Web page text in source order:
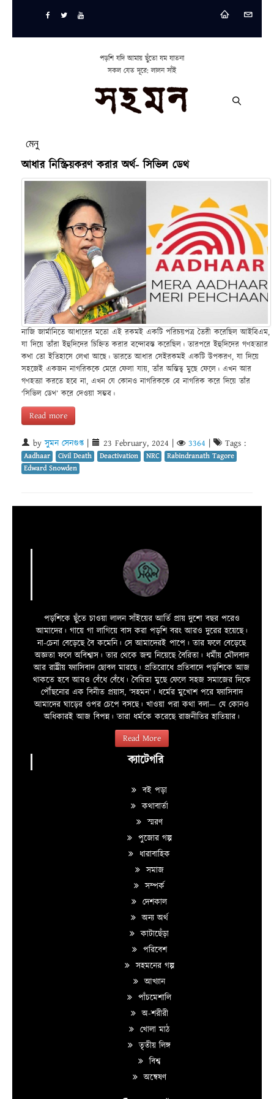
পড়শি যদি আমায় ছুঁতো যম যাতনা
সকল যেত দূরে: লালন সাঁই
মেনু
আধার নিস্ক্রিয়করণ করার অর্থ- সিভিল ডেথ
নাজি জার্মানিতে আধারের মতো এই রকমই একটি পরিচয়পত্র তৈরী করেছিল আইবিএম,
যা দিয়ে তাঁরা ইহুদিদের চিহ্নিত করার বন্দোবস্ত করেছিল। তারপরে ইহুদিদের গণহত্যার
কথা তো ইতিহাসে লেখা আছে। ভারতে আধার সেইরকমই একটি উপকরণ, যা দিয়ে
সহজেই একজন নাগরিককে মেরে ফেলা যায়, তাঁর অস্তিত্ব মুছে ফেলে। এখন আর
গণহত্যা করতে হবে না, এখন যে কোনও নাগরিককে বে নাগরিক করে দিয়ে তাঁর
‘সিভিল ডেথ’ করে দেওয়া সম্ভব।
Read more
byসুমন সেনগুপ্ত 23 February, 2024 3364 Tags :
Aadhaar Civil Death Deactivation NRC
Rabindranath Tagore
Edward Snowden
পড়শিকে ছুঁতে চাওয়া লালন সাঁইয়ের আর্তি প্রায় দুশো বছর পরেও
আমাদের। গায়ে গা লাগিয়ে বাস করা পড়শি বরং আরও দুরের হয়েছে।
না-চেনা বেড়েছে বৈ কমেনি। সে আমাদেরই পাপে। তার ফলে বেড়েছে
অজ্ঞতা ফলে অবিশ্বাস। তার থেকে জন্ম নিয়েছে বৈরিতা। ধর্মীয় মৌলবাদ
আর রাষ্ট্রীয় ফ্যাসিবাদ ছোবল মারছে। প্রতিরোধে প্রতিবাদে পড়শিকে আজ
থাকতে হবে আরও বেঁধে বেঁধে। বৈরিতা মুছে ফেলে সহজ সমাজের দিকে
পৌঁছনোর এক বিনীত প্রয়াস, ‘সহমন’। ধর্মের মুখোশ পরে ফ্যাসিবাদ
আমাদের ঘাড়ের ওপর চেপে বসছে। খাওয়া পরা কথা বলা—­­ যে কোনও
অধিকারই আজ বিপন্ন। তারা ধর্মকে করেছে রাজনীতির হাতিয়ার।
Read More
ক্যাটেগরি
বই পড়া
কথাবার্তা
স্মরণ
পুজোর গল্প
ধারাবাহিক
সমাজ
সম্পর্ক
দেশকাল
অন্য অর্থ
কাটাছেঁড়া
পরিবেশ
সহমনের গল্প
আখ্যান
পাঁচমেশালি
অ-শরীরী
খোলা মাঠ
তৃতীয় লিঙ্গ
বিশ্ব
অন্বেষণ